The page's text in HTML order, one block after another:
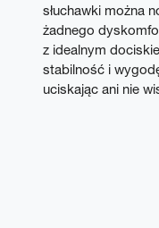
słuchawki można
żadnego
z idealnym
stabilność i
uciskając ani nie